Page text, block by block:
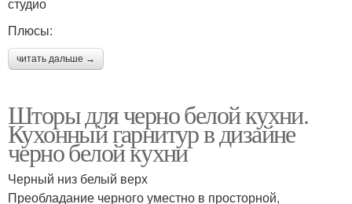
Плюсы:
читать дальше →
Шторы для черно белой кухни.
Кухонный гарнитур в дизайне
черно белой кухни
Черный низ белый верх
Преобладание черного уместно в просторной,